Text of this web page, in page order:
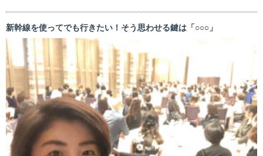
新幹線を使ってでも行きたい！そう思わせる鍵は「○○○」